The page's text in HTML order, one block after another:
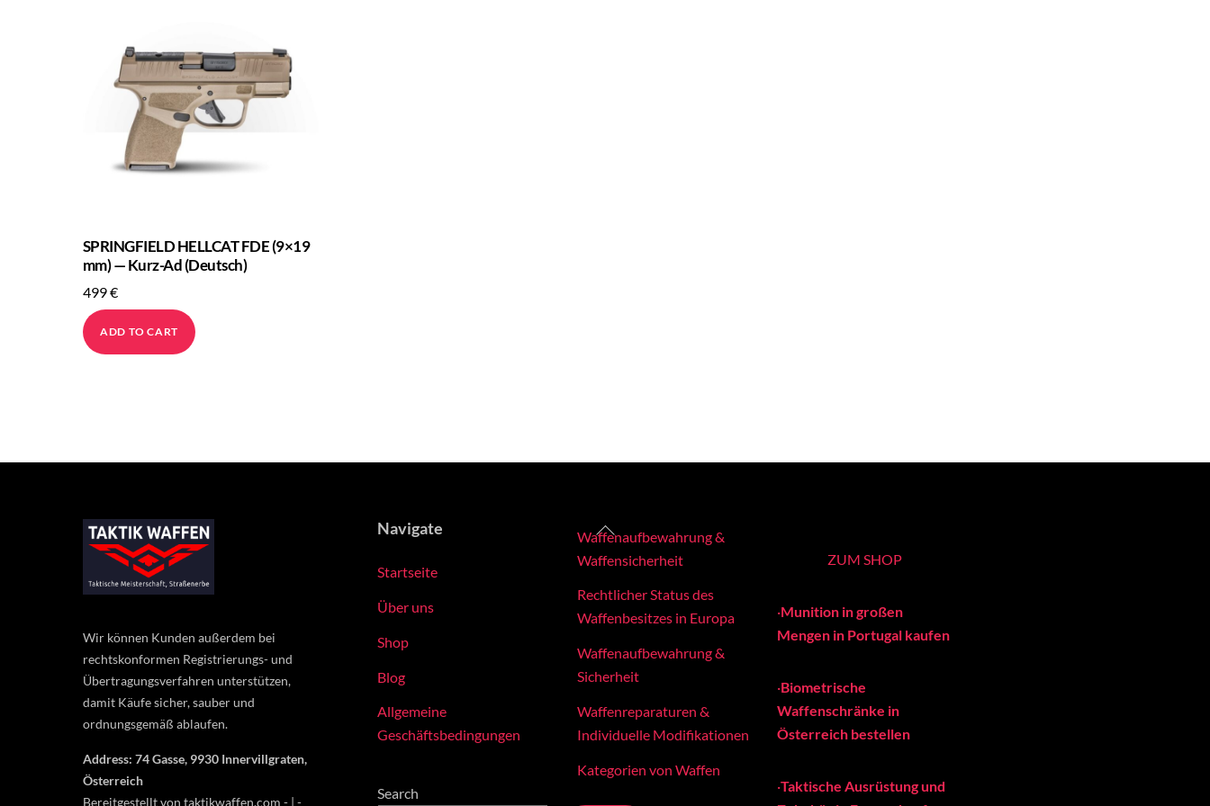
SPRINGFIELD HELLCAT FDE (9×19
mm) — Kurz-Ad (Deutsch)
499€
ADD TO CART
Back
Wir können Kunden außerdem bei
rechtskonformen Registrierungs- und
Übertragungsverfahren unterstützen,
damit Käufe sicher, sauber und
ordnungsgemäß ablaufen.
Address: 74 Gasse, 9930 Innervillgraten,
Österreich
Bereitgestellt von taktikwaffen.com - | -
Navigate
Startseite
Über uns
Shop
Blog
Allgemeine
Geschäftsbedingungen
Search
Waffenaufbewahrung &
Waffensicherheit
Rechtlicher Status des
Waffenbesitzes in Europa
Waffenaufbewahrung &
Sicherheit
Waffenreparaturen &
Individuelle Modifikationen
Kategorien von Waffen
ZUM SHOP
·Munition in großen
Mengen in Portugal kaufen
·Biometrische
Waffenschränke in
Österreich bestellen
·Taktische Ausrüstung und